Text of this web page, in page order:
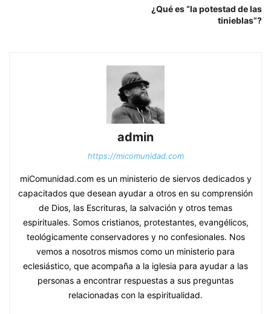
¿Qué es “la potestad de las
tinieblas”?
admin
https://micomunidad.com
miComunidad.com es un ministerio de siervos dedicados y
capacitados que desean ayudar a otros en su comprensión
de Dios, las Escrituras, la salvación y otros temas
espirituales. Somos cristianos, protestantes, evangélicos,
teológicamente conservadores y no confesionales. Nos
vemos a nosotros mismos como un ministerio para
eclesiástico, que acompaña a la iglesia para ayudar a las
personas a encontrar respuestas a sus preguntas
relacionadas con la espiritualidad.